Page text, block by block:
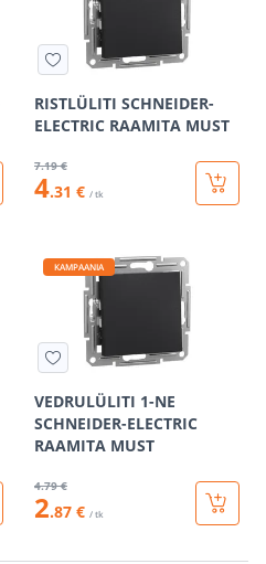
RISTLÜLITI SCHNEIDER-
ELECTRIC RAAMITA MUST
7.19 €
4.31 € / tk
KAMPAANIA
VEDRULÜLITI 1-NE
SCHNEIDER-ELECTRIC
RAAMITA MUST
4.79 €
2.87 € / tk